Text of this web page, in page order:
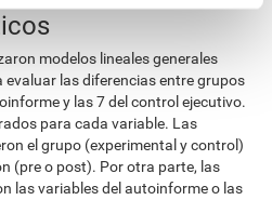
modelos lineales generales
las diferencias entre grupos
y las 7 del control ejecutivo.
para cada variable. Las
el grupo (experimental y control)
(pre o post). Por otra parte, las
las variables del autoinforme o las